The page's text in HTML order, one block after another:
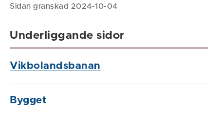
Sidan granskad 2024-10-04
Underliggande sidor
Vikbolandsbanan
Bygget